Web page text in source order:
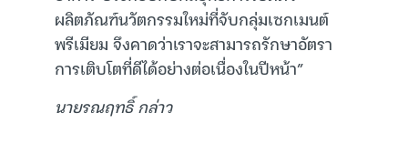
ผลิตภัณฑ์นวัตกรรมใหม่ที่จับกลุ่มเซกเมนต์
พรีเมียม จึงคาดว่าเราจะสามารถรักษาอัตรา
การเติบโตที่ดีได้อย่างต่อเนื่องในปีหน้า”
นายรณฤทธิ์ กล่าว